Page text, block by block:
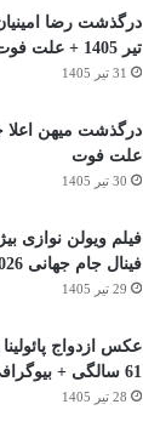
تیر 1405 + علت فوت
31 تیر 1405
درگذشت میهن اعلا
علت فوت
30 تیر 1405
فیلم ویولن نوازی
فینال جام جهانی 2026
29 تیر 1405
عکس ازدواج
61 سالگی + بیوگرافی
28 تیر 1405